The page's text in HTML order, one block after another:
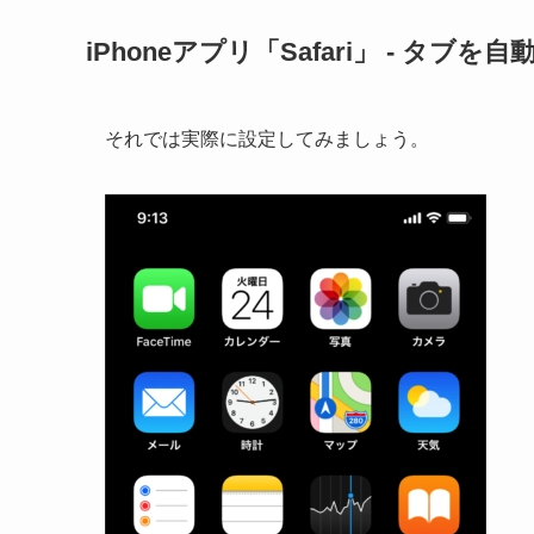
iPhoneアプリ「Safari」 - タブを自
それでは実際に設定してみましょう。